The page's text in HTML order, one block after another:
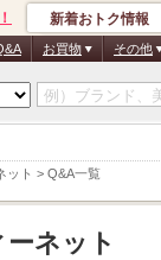
ット > Q&A一覧
新着おトク情報
お買物 その他
ネット